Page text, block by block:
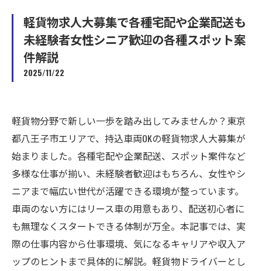
軽貨物求人大募集で各種宅配や企業配送も
未経験者女性シニア歓迎の各種スポット案
件解説
2025/11/22
軽貨物分野で新しい一歩を踏み出してみませんか？東京
都八王子市エリアで、持込車両OKの軽貨物求人大募集が
始まりました。各種宅配や企業配送、スポット案件など
多様な仕事が揃い、未経験者歓迎はもちろん、女性やシ
ニアまで幅広い世代が活躍できる環境が整っています。
車両のない方にはリース車の用意もあり、配送初心者に
も無理なくスタートできる体制が万全。本記事では、実
際の仕事内容から仕事環境、気になるキャリアや収入ア
ップのヒントまで具体的に解説。軽貨物ドライバーとし